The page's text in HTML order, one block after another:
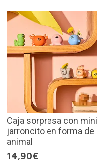
Caja sorpresa con mini
jarroncito en forma de
animal
14,90€